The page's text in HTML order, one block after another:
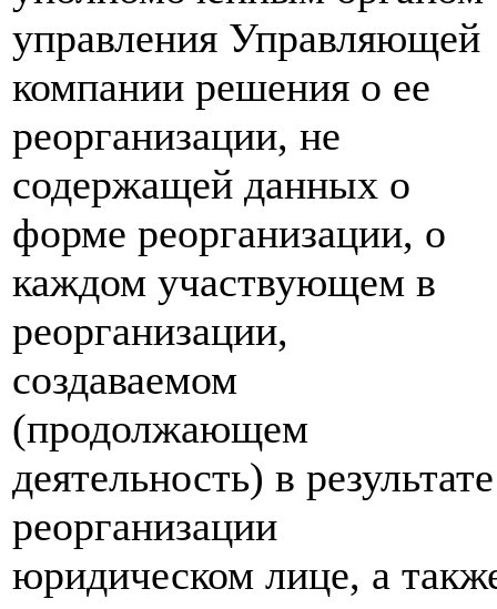
управления Управляющей
компании решения о ее
реорганизации, не
содержащей данных о
форме реорганизации, о
каждом участвующем в
реорганизации,
создаваемом
(продолжающем
деятельность) в результате
реорганизации
юридическом лице, а